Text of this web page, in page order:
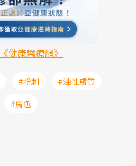
《健康醫療網》
#粉刺
#油性膚質
#膚色